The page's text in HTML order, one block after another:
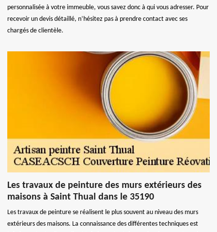
personnalisée à votre immeuble, vous savez donc à qui vous adresser. Pour
recevoir un devis détaillé, n’hésitez pas à prendre contact avec ses
chargés de clientèle.
Les travaux de peinture des murs extérieurs des
maisons à Saint Thual dans le 35190
Les travaux de peinture se réalisent le plus souvent au niveau des murs
extérieurs des maisons. La connaissance des différentes techniques est